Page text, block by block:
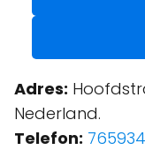
Adres:
Nederland.
Telefon: